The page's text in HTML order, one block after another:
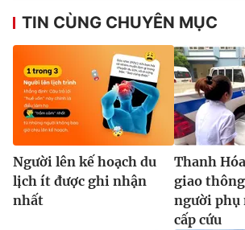
TIN CÙNG CHUYÊN MỤC
Người lên kế hoạch du
lịch ít được ghi nhận
nhất
Thanh
giao
người phụ
cấp cứu